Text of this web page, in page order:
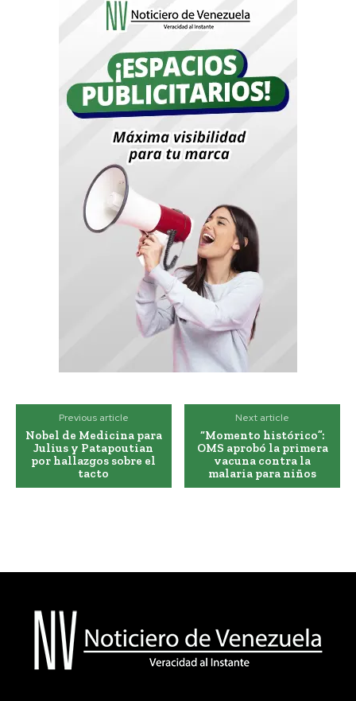
Previous article
Nobel de Medicina para
Julius y Patapoutian
por hallazgos sobre el
tacto
Next article
“Momento histórico”:
OMS aprobó la primera
vacuna contra la
malaria para niños